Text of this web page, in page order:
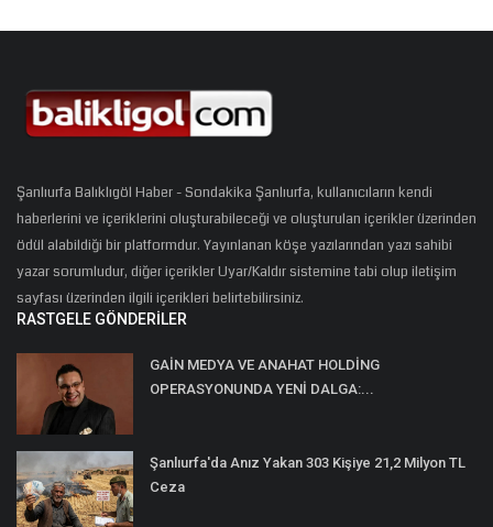
Şanlıurfa Balıklıgöl Haber - Sondakika Şanlıurfa, kullanıcıların kendi
haberlerini ve içeriklerini oluşturabileceği ve oluşturulan içerikler üzerinden
ödül alabildiği bir platformdur. Yayınlanan köşe yazılarından yazı sahibi
yazar sorumludur, diğer içerikler Uyar/Kaldır sistemine tabi olup iletişim
sayfası üzerinden ilgili içerikleri belirtebilirsiniz.
RASTGELE GÖNDERILER
GAİN MEDYA VE ANAHAT HOLDİNG
OPERASYONUNDA YENİ DALGA:...
Şanlıurfa'da Anız Yakan 303 Kişiye 21,2 Milyon TL
Ceza